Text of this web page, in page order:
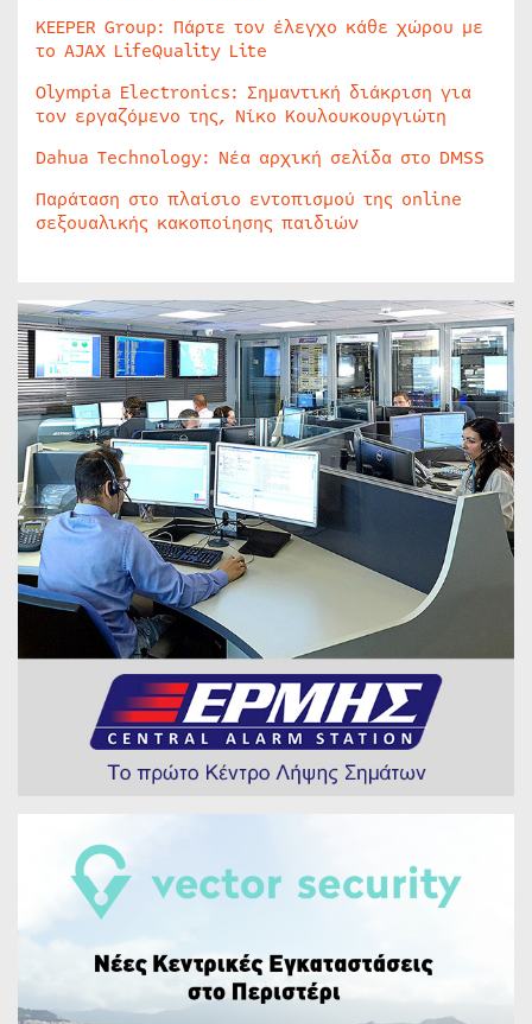
KEEPER Group: Πάρτε τον έλεγχο κάθε χώρου με
το AJAX LifeQuality Lite
Olympia Electronics: Σημαντική διάκριση για
τον εργαζόμενο της, Νίκο Κουλουκουργιώτη
Dahua Technology: Νέα αρχική σελίδα στο DMSS
Παράταση στο πλαίσιο εντοπισμού της online
σεξουαλικής κακοποίησης παιδιών